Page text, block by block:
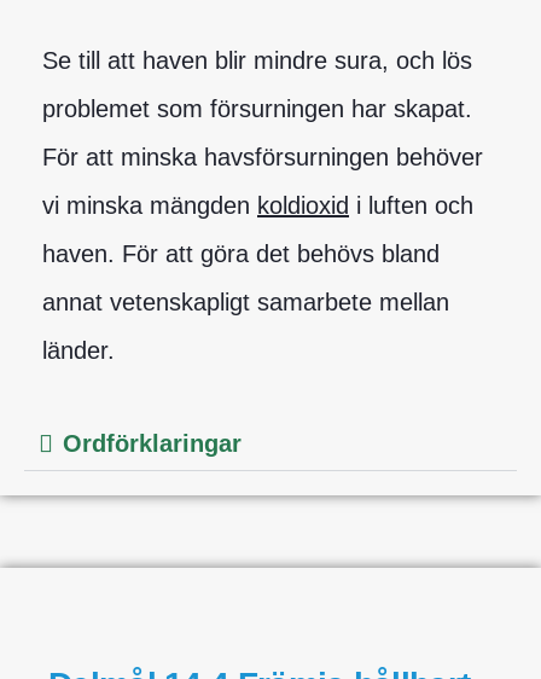
Se till att haven blir mindre sura, och lös
problemet som försurningen har skapat.
För att minska havsförsurningen behöver
vi minska mängden koldioxid i luften och
haven. För att göra det behövs bland
annat vetenskapligt samarbete mellan
länder.
Ordförklaringar